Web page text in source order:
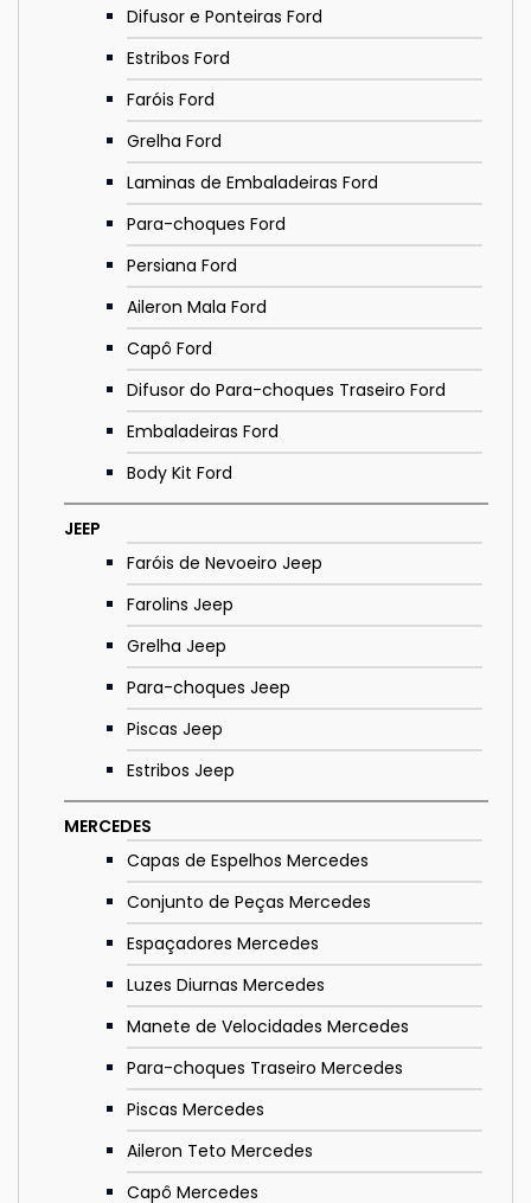
Difusor e Ponteiras Ford
Estribos Ford
Faróis Ford
Grelha Ford
Laminas de Embaladeiras Ford
Para-choques Ford
Persiana Ford
Aileron Mala Ford
Capô Ford
Difusor do Para-choques Traseiro Ford
Embaladeiras Ford
Body Kit Ford
JEEP
Faróis de Nevoeiro Jeep
Farolins Jeep
Grelha Jeep
Para-choques Jeep
Piscas Jeep
Estribos Jeep
MERCEDES
Capas de Espelhos Mercedes
Conjunto de Peças Mercedes
Espaçadores Mercedes
Luzes Diurnas Mercedes
Manete de Velocidades Mercedes
Para-choques Traseiro Mercedes
Piscas Mercedes
Aileron Teto Mercedes
Capô Mercedes